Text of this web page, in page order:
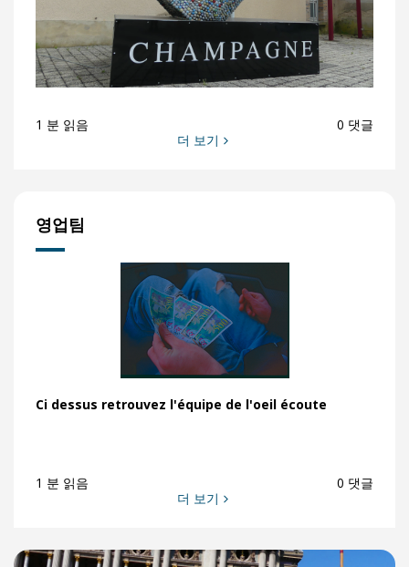
1 분 읽음
0 댓글
더 보기
영업팀
Ci dessus retrouvez l'équipe de l'oeil écoute
1 분 읽음
0 댓글
더 보기